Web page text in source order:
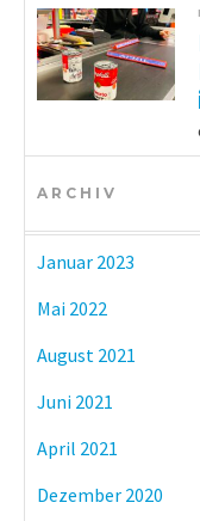
ARCHIV
Januar 2023
Mai 2022
August 2021
Juni 2021
April 2021
Dezember 2020